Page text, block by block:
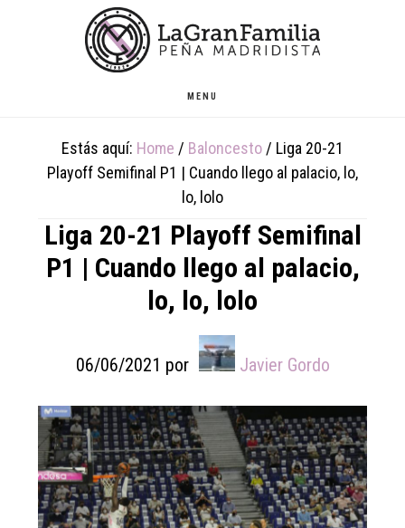
MENU
Estás aquí: Home / Baloncesto / Liga 20-21
Playoff Semifinal P1 | Cuando llego al palacio, lo,
lo, lolo
Liga 20-21 Playoff Semifinal
P1 | Cuando llego al palacio,
lo, lo, lolo
06/06/2021 por Javier Gordo